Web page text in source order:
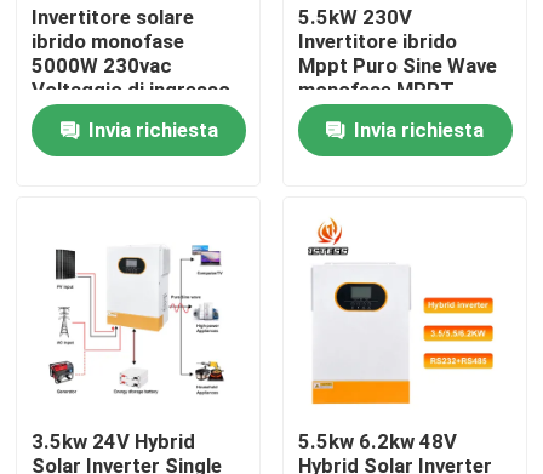
Casa.
Video
Su di noi
Invertitore solare
ibrido monofase
5000W 230vac
Voltaggio di ingresso
accetta OEM CE IEC
certificatoInvia richiesta
5.5kW 230V
Invertitore ibrido
Mppt Puro Sine Wave
monofase MPPT
120V-450V Auto
SensingInvia richiesta
3.5kw 24V Hybrid
Solar Inverter Single
5.5kw 6.2kw 48V
Hybrid Solar Inverter